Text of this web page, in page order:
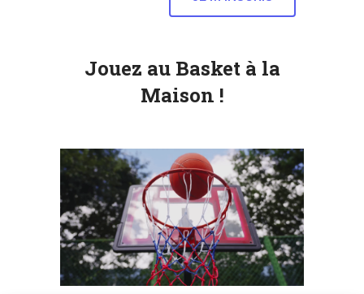
Jouez au Basket à la
Maison !